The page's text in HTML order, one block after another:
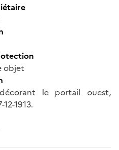
objet
le portail ouest,
1913.